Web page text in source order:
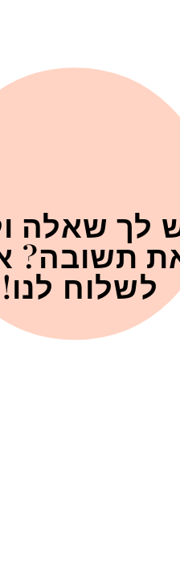
לך שאלה
תשובה?
לשלוח לנו!